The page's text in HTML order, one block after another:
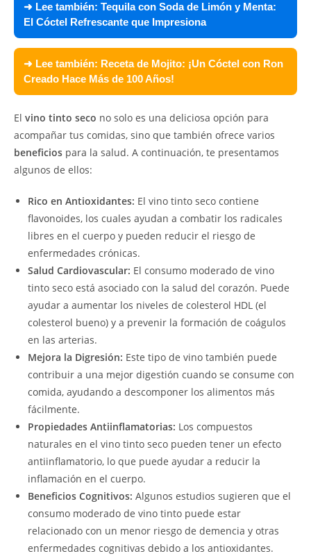
➜ Lee también: Tequila con Soda de Limón y Menta:
El Cóctel Refrescante que Impresiona
➜ Lee también: Receta de Mojito: ¡Un Cóctel con Ron
Creado Hace Más de 100 Años!
El vino tinto seco no solo es una deliciosa opción para
acompañar tus comidas, sino que también ofrece varios
beneficios para la salud. A continuación, te presentamos
algunos de ellos:
Rico en Antioxidantes: El vino tinto seco contiene
flavonoides, los cuales ayudan a combatir los radicales
libres en el cuerpo y pueden reducir el riesgo de
enfermedades crónicas.
Salud Cardiovascular: El consumo moderado de vino
tinto seco está asociado con la salud del corazón. Puede
ayudar a aumentar los niveles de colesterol HDL (el
colesterol bueno) y a prevenir la formación de coágulos
en las arterias.
Mejora la Digresión: Este tipo de vino también puede
contribuir a una mejor digestión cuando se consume con
comida, ayudando a descomponer los alimentos más
fácilmente.
Propiedades Antiinflamatorias: Los compuestos
naturales en el vino tinto seco pueden tener un efecto
antiinflamatorio, lo que puede ayudar a reducir la
inflamación en el cuerpo.
Beneficios Cognitivos: Algunos estudios sugieren que el
consumo moderado de vino tinto puede estar
relacionado con un menor riesgo de demencia y otras
enfermedades cognitivas debido a los antioxidantes.